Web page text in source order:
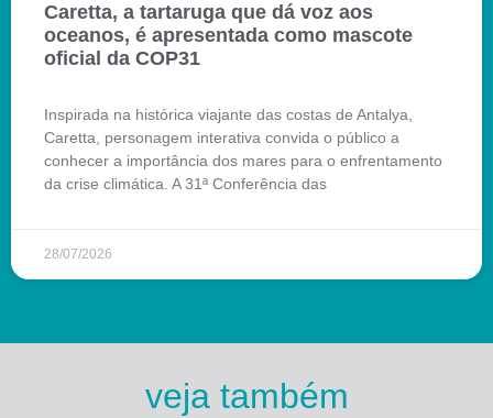
Caretta, a tartaruga que dá voz aos
oceanos, é apresentada como mascote
oficial da COP31
Inspirada na histórica viajante das costas de Antalya,
Caretta, personagem interativa convida o público a
conhecer a importância dos mares para o enfrentamento
da crise climática. A 31ª Conferência das
28/07/2026
veja também